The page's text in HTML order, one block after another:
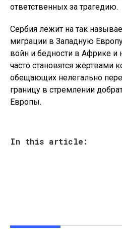
ответственных за трагедию.
Сербия лежит на так
миграции в Западную
войн и бедности в Африке и
часто становятся жертвами
обещающих нелегально
границу в стремлении
Европы.
In this article: